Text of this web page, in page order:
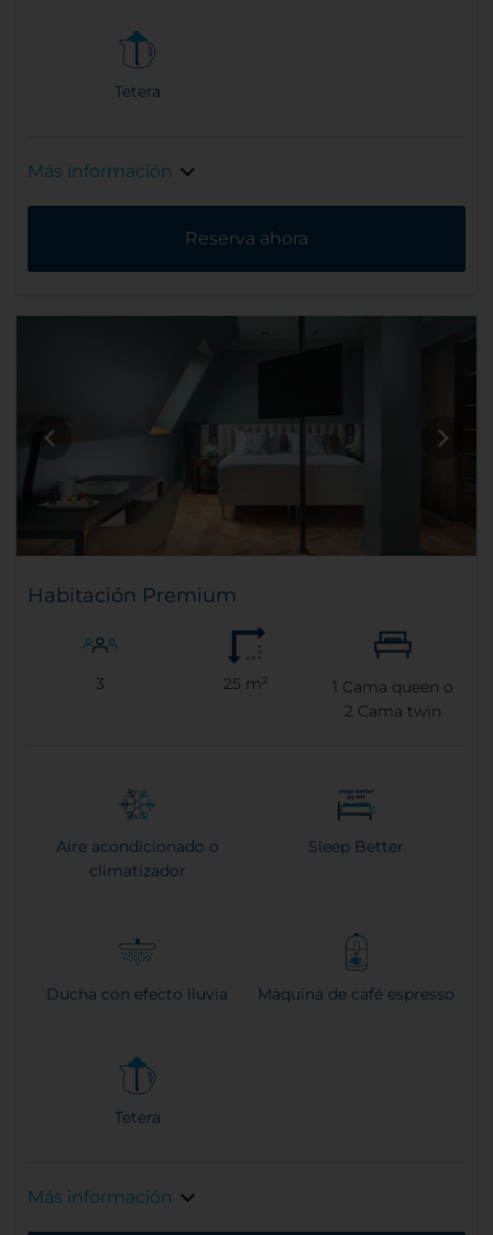
Tetera
Más información
Reserva ahora
Habitación Premium
3 25 m² 1 Cama queen o
2 Cama twin
Aire acondicionado o
climatizador
Sleep Better
Ducha con efecto lluvia Máquina de café espresso
Tetera
Más información